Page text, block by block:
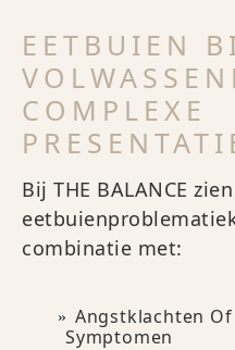
EETBUIEN
COMPLEXE
Bij THE BALANCE
combinatie met:
Angstklachten
Symptomen